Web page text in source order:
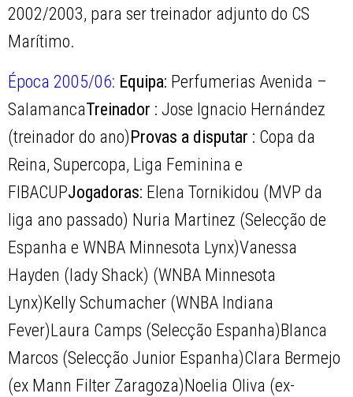
2002/2003, para ser treinador adjunto do CS
Marítimo.
Época 2005/06: Equipa: Perfumerias Avenida –
SalamancaTreinador : Jose Ignacio Hernández
(treinador do ano) Provas a disputar : Copa da
Reina, Supercopa, Liga Feminina e
FIBACUPJogadoras: Elena Tornikidou (MVP da
liga ano passado) Nuria Martinez (Selecção de
Espanha e WNBA Minnesota Lynx)Vanessa
Hayden (lady Shack) (WNBA Minnesota
Lynx)Kelly Schumacher (WNBA Indiana
Fever)Laura Camps (Selecção Espanha)Blanca
Marcos (Selecção Junior Espanha)Clara Bermejo
(ex Mann Filter Zaragoza)Noelia Oliva (ex-